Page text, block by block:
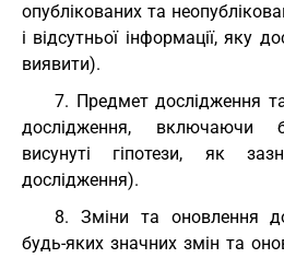
опублікованих та
і відсутньої інформації, яку
виявити).
7. Предмет дослідження
дослідження, включаючи
висунуті гіпотези, як
дослідження).
8. Зміни та оновлення
будь-яких значних змін та